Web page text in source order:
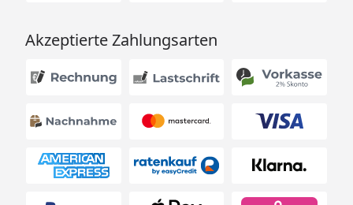
Akzeptierte Zahlungsarten